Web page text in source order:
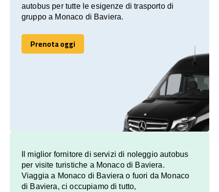
autobus per tutte le esigenze di trasporto di
gruppo a Monaco di Baviera.
Prenota oggi
Prenota oggi
Il miglior fornitore di servizi di noleggio autobus
per visite turistiche a Monaco di Baviera.
Viaggia a Monaco di Baviera o fuori da Monaco
di Baviera, ci occupiamo di tutto,